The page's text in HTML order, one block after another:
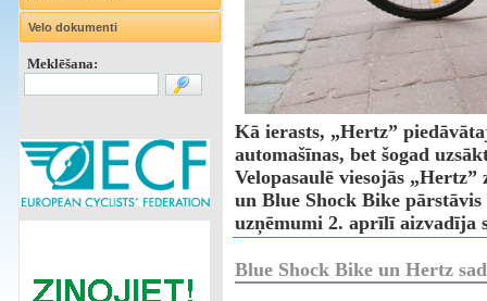
Velo dokumenti
Meklēšana:
Kā ierasts, „Hertz”
automašīnas, bet šogad
Velopasaulē viesojās
un Blue Shock Bike
uzņēmumi 2. aprīlī aizvadīja
Blue Shock Bike un Hertz